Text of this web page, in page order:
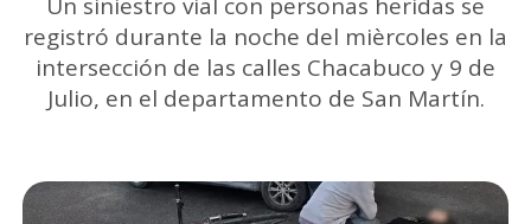
Un siniestro vial con personas heridas se
registró durante la noche del mièrcoles en la
intersección de las calles Chacabuco y 9 de
Julio, en el departamento de San Martín.